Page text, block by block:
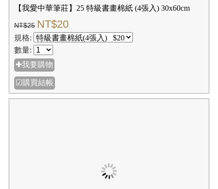
NT$336
規格:
數量:
✚我要購物
☑購買結帳